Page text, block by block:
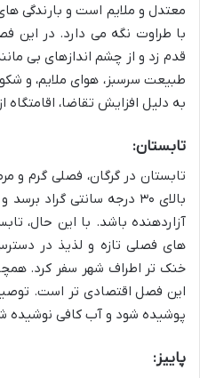
معتدل و ملایم است و بارندگی
با طراوت نگه می دارد. در این
قدم زد و از چشم اندازهای بی
طبیعت سرسبز، هوای ملایم، و
به دلیل افزایش تقاضا، اقامتگاه
تابستان:
تابستان در گرگان، فصلی گرم و
بالای ۳۰ درجه سانتی گراد
آزاردهنده باشد. با این حال،
های فصلی تازه و لذیذ در
خنک تر اطراف شهر سفر کرد.
این فصل اقتصادی تر است.
پوشیده شود و آب کافی نوشیده
پاییز: